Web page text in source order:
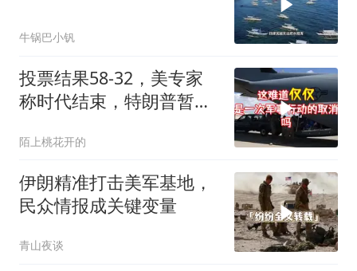
牛锅巴小钒
投票结果58-32，美专家
称时代结束，特朗普暂不
陌上桃花开的
伊朗精准打击美军基地，
民众情报成关键变量
青山夜谈